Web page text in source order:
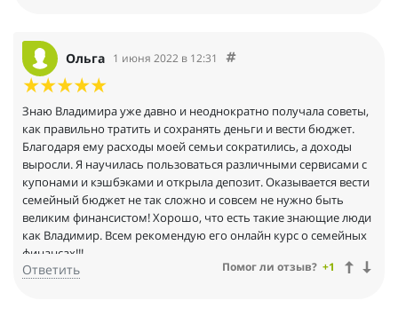
Ольга 1 июня 2022 в 12:31
Знаю Владимира уже давно и неоднократно получала советы,
как правильно тратить и сохранять деньги и вести бюджет.
Благодаря ему расходы моей семьи сократились, а доходы
выросли. Я научилась пользоваться различными сервисами с
купонами и кэшбэками и открыла депозит. Оказывается вести
семейный бюджет не так сложно и совсем не нужно быть
великим финансистом! Хорошо, что есть такие знающие люди
как Владимир. Всем рекомендую его онлайн курс о семейных
финансах!!!
Ответить Помог ли отзыв? +1